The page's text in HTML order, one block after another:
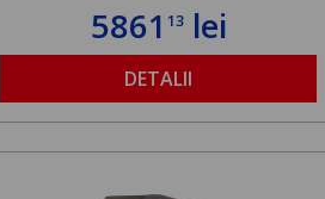
5861 13lei
DETALII